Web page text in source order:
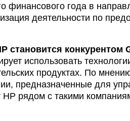
финансового года в
деятельности по
становится конкурентом
использовать
продуктах. По
предназначенные для
HP рядом с такими